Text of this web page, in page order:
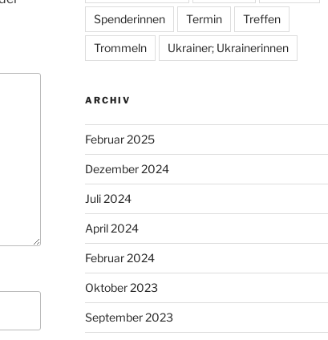
Spenderinnen Termin Treffen
Trommeln Ukrainer; Ukrainerinnen
ARCHIV
Februar 2025
Dezember 2024
Juli 2024
April 2024
Februar 2024
Oktober 2023
September 2023